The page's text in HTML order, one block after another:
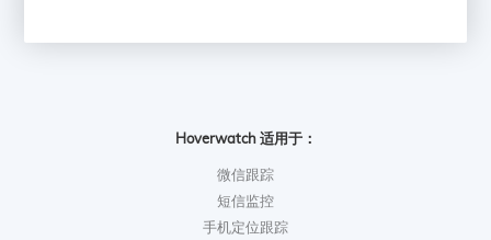
Hoverwatch 适用于：
微信跟踪
短信监控
手机定位跟踪